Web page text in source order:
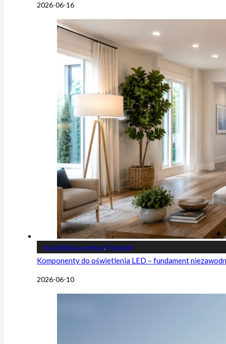
2026-06-16
Architektura i wnętrza Poradniki
Komponenty do oświetlenia LED – fundament
2026-06-10